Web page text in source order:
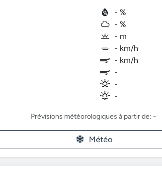
- %
- %
- m
- km/h
- km/h
-
-
-
Prévisions météorologiques à partir de: -
Météo